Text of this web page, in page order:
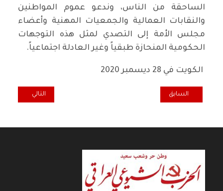
الساحقة من الناس، وندعو عموم المواطنين
والنقابات العمالية والجمعيات المهنية وأعضاء
مجلس الأمة إلى التصدي لمثل هذه التوجهات
الحكومية المنحازة طبقياً وغير العادلة اجتماعياً.
الكويت في 28 ديسمبر 2020
المقال السابق: دور التكتيك الصائب في تحقيق النصر الاستراتيجي
السابق المقال التالي:
التالي